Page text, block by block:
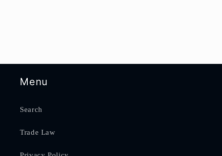
Menu
Search
Trade Law